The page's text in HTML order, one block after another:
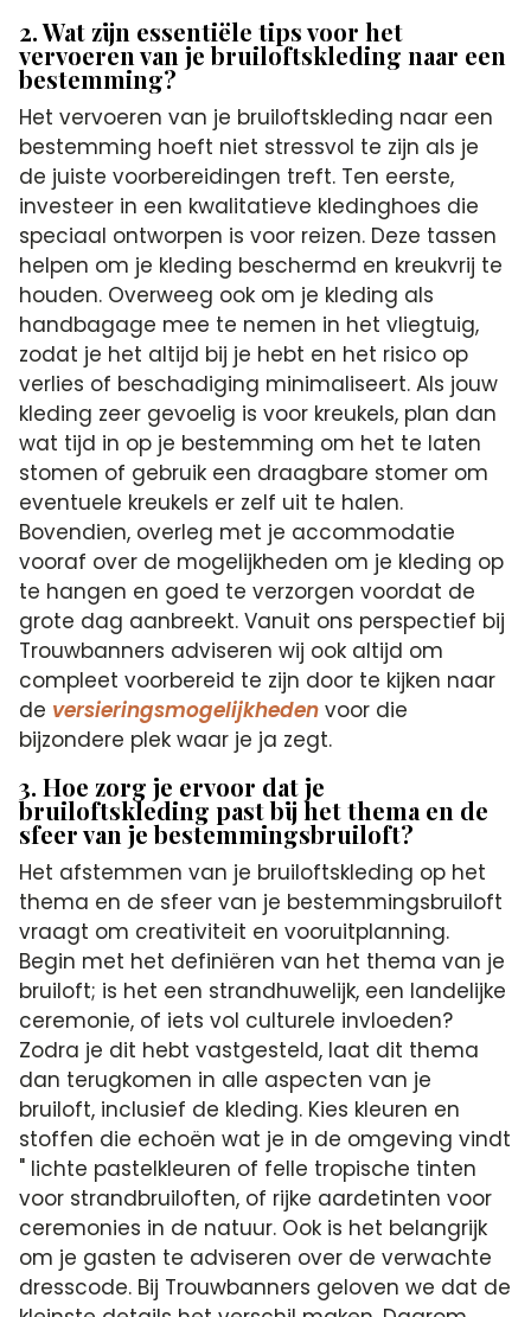
2. Wat zijn essentiële tips voor het
vervoeren van je bruiloftskleding naar een
bestemming?
Het vervoeren van je bruiloftskleding naar een
bestemming hoeft niet stressvol te zijn als je
de juiste voorbereidingen treft. Ten eerste,
investeer in een kwalitatieve kledinghoes die
speciaal ontworpen is voor reizen. Deze tassen
helpen om je kleding beschermd en kreukvrij te
houden. Overweeg ook om je kleding als
handbagage mee te nemen in het vliegtuig,
zodat je het altijd bij je hebt en het risico op
verlies of beschadiging minimaliseert. Als jouw
kleding zeer gevoelig is voor kreukels, plan dan
wat tijd in op je bestemming om het te laten
stomen of gebruik een draagbare stomer om
eventuele kreukels er zelf uit te halen.
Bovendien, overleg met je accommodatie
vooraf over de mogelijkheden om je kleding op
te hangen en goed te verzorgen voordat de
grote dag aanbreekt. Vanuit ons perspectief bij
Trouwbanners adviseren wij ook altijd om
compleet voorbereid te zijn door te kijken naar
de versieringsmogelijkheden voor die
bijzondere plek waar je ja zegt.
3. Hoe zorg je ervoor dat je
bruiloftskleding past bij het thema en de
sfeer van je bestemmingsbruiloft?
Het afstemmen van je bruiloftskleding op het
thema en de sfeer van je bestemmingsbruiloft
vraagt om creativiteit en vooruitplanning.
Begin met het definiëren van het thema van je
bruiloft; is het een strandhuwelijk, een landelijke
ceremonie, of iets vol culturele invloeden?
Zodra je dit hebt vastgesteld, laat dit thema
dan terugkomen in alle aspecten van je
bruiloft, inclusief de kleding. Kies kleuren en
stoffen die echoën wat je in de omgeving vindt
" lichte pastelkleuren of felle tropische tinten
voor strandbruiloften, of rijke aardetinten voor
ceremonies in de natuur. Ook is het belangrijk
om je gasten te adviseren over de verwachte
dresscode. Bij Trouwbanners geloven we dat de